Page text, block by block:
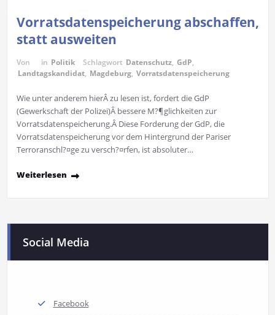
Vorratsdatenspeicherung abschaffen,
statt ausweiten
Von in Politik Schlagwort Datenschutz, GdP,
Landtagskandidat, Magdeburg, Vorratsdatenspeicherung
Wie unter anderem hierÂ zu lesen ist, fordert die GdP
(Gewerkschaft der Polizei)Â bessere M?¶glichkeiten zur
Vorratsdatenspeicherung.Â Diese Forderung der GdP, die
Vorratsdatenspeicherung vor dem Hintergrund der Pariser
Terroranschl?¤ge zu versch?¤rfen, ist absoluter…
Weiterlesen
Social Media
Facebook